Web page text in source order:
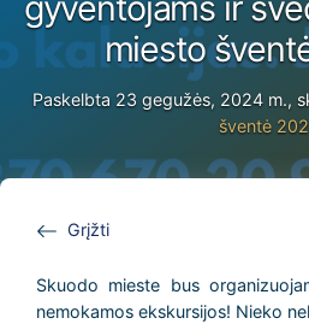
miesto
Paskelbta 23 gegužės, 2024 m.,
šventė
Grįžti
Skuodo mieste bus
nemokamos ekskursijos! Nieko